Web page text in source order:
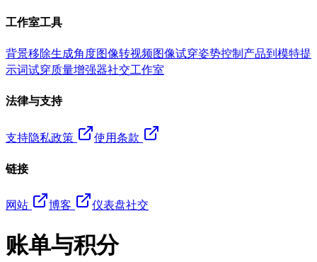
工作室工具
背景移除生成角度图像转视频图像试穿姿势控制产品到模特提
示词试穿质量增强器社交工作室
法律与支持
支持隐私政策
使用条款
链接
网站 博客 仪表盘社交
账单与积分